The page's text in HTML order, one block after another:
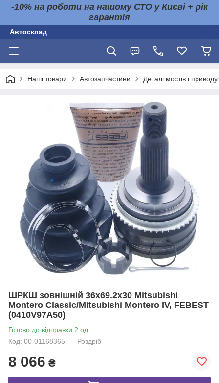
-10% на роботи на нашому СТО у Києві + рік
гарантія
Автосклад
Наші товари Автозапчастини Деталі мостів і приводу
ШРКШ зовнішній 36x69.2x30 Mitsubishi
Montero Classic/Mitsubishi Montero IV, FEBEST
(0410V97A50)
Готово до відправки 2 од.
Код: 00-01168365
Роздріб
8 066 ₴